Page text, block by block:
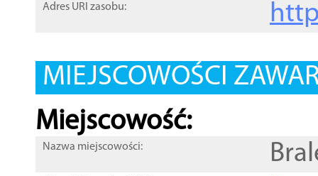
Adres URI zasobu:
MIEJSCOWOŚCI
Miejscowość:
Nazwa miejscowości: